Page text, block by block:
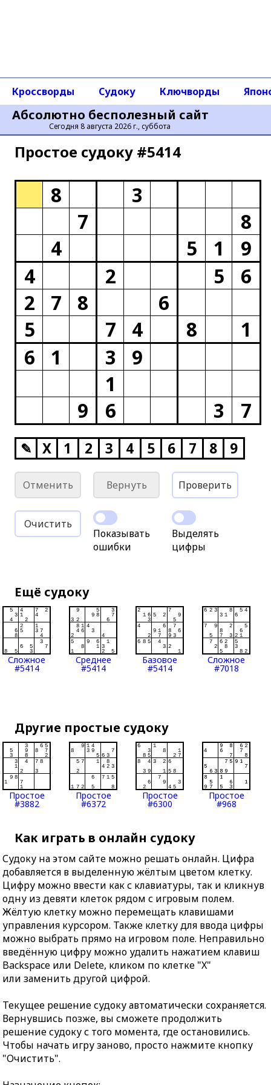
Абсолютно бесполезный сайт
Сегодня 8 августа 2026 г., суббота
Кроссворды Судоку Ключворды
Простое cудоку #5414
8
3
7
8
4
5 1
9
4
2 5
6
2
7 8
6
5
7 4 8
1
6
1 3
9
1
9
6 3 7
✎ X 1 2 3 4 5 6 7 8 9
Отменить Вернуть Проверить
Очистить
Показывать
ошибки
Выделять
цифры
Ещё судоку
Сложное
#5414
Среднее
#5414
Базовое
#5414
Сложное
#7018
Другие простые судоку
Простое
#3882
Простое
#6372
Простое
#6300
Простое
#968
Как играть в онлайн судоку
Судоку на этом сайте можно решать онлайн. Цифра
добавляется в выделенную жёлтым цветом клетку.
Цифру можно ввести как с клавиатуры, так и кликнув
одну из девяти клеток рядом с игровым полем.
Жёлтую клетку можно перемещать клавишами
управления курсором. Также клетку для ввода цифры
можно выбрать прямо на игровом поле. Неправильно
введённую цифру можно удалить нажатием клавиш
Backspace или Delete, кликом по клетке "X"
или заменить другой цифрой.
Текущее решение судоку автоматически сохраняется.
Вернувшись позже, вы сможете продолжить
решение судоку с того момента, где остановились.
Чтобы начать игру заново, просто нажмите кнопку
"Очистить".